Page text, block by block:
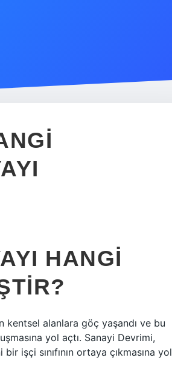
HANGI
kentsel alanlara göç yaşandı ve bu
yol açtı. Sanayi Devrimi,
işçi sınıfının ortaya çıkmasına yol